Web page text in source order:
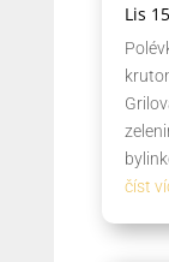
Lis
číst